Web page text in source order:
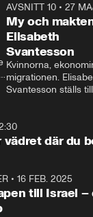
AVSNITT 10 •27
My och
Elisabeth
Svantesson
Kvinnorna,
migrationen.
Svantesson ställs
vädret där du
• 16 FEB. 2025
till Israel –